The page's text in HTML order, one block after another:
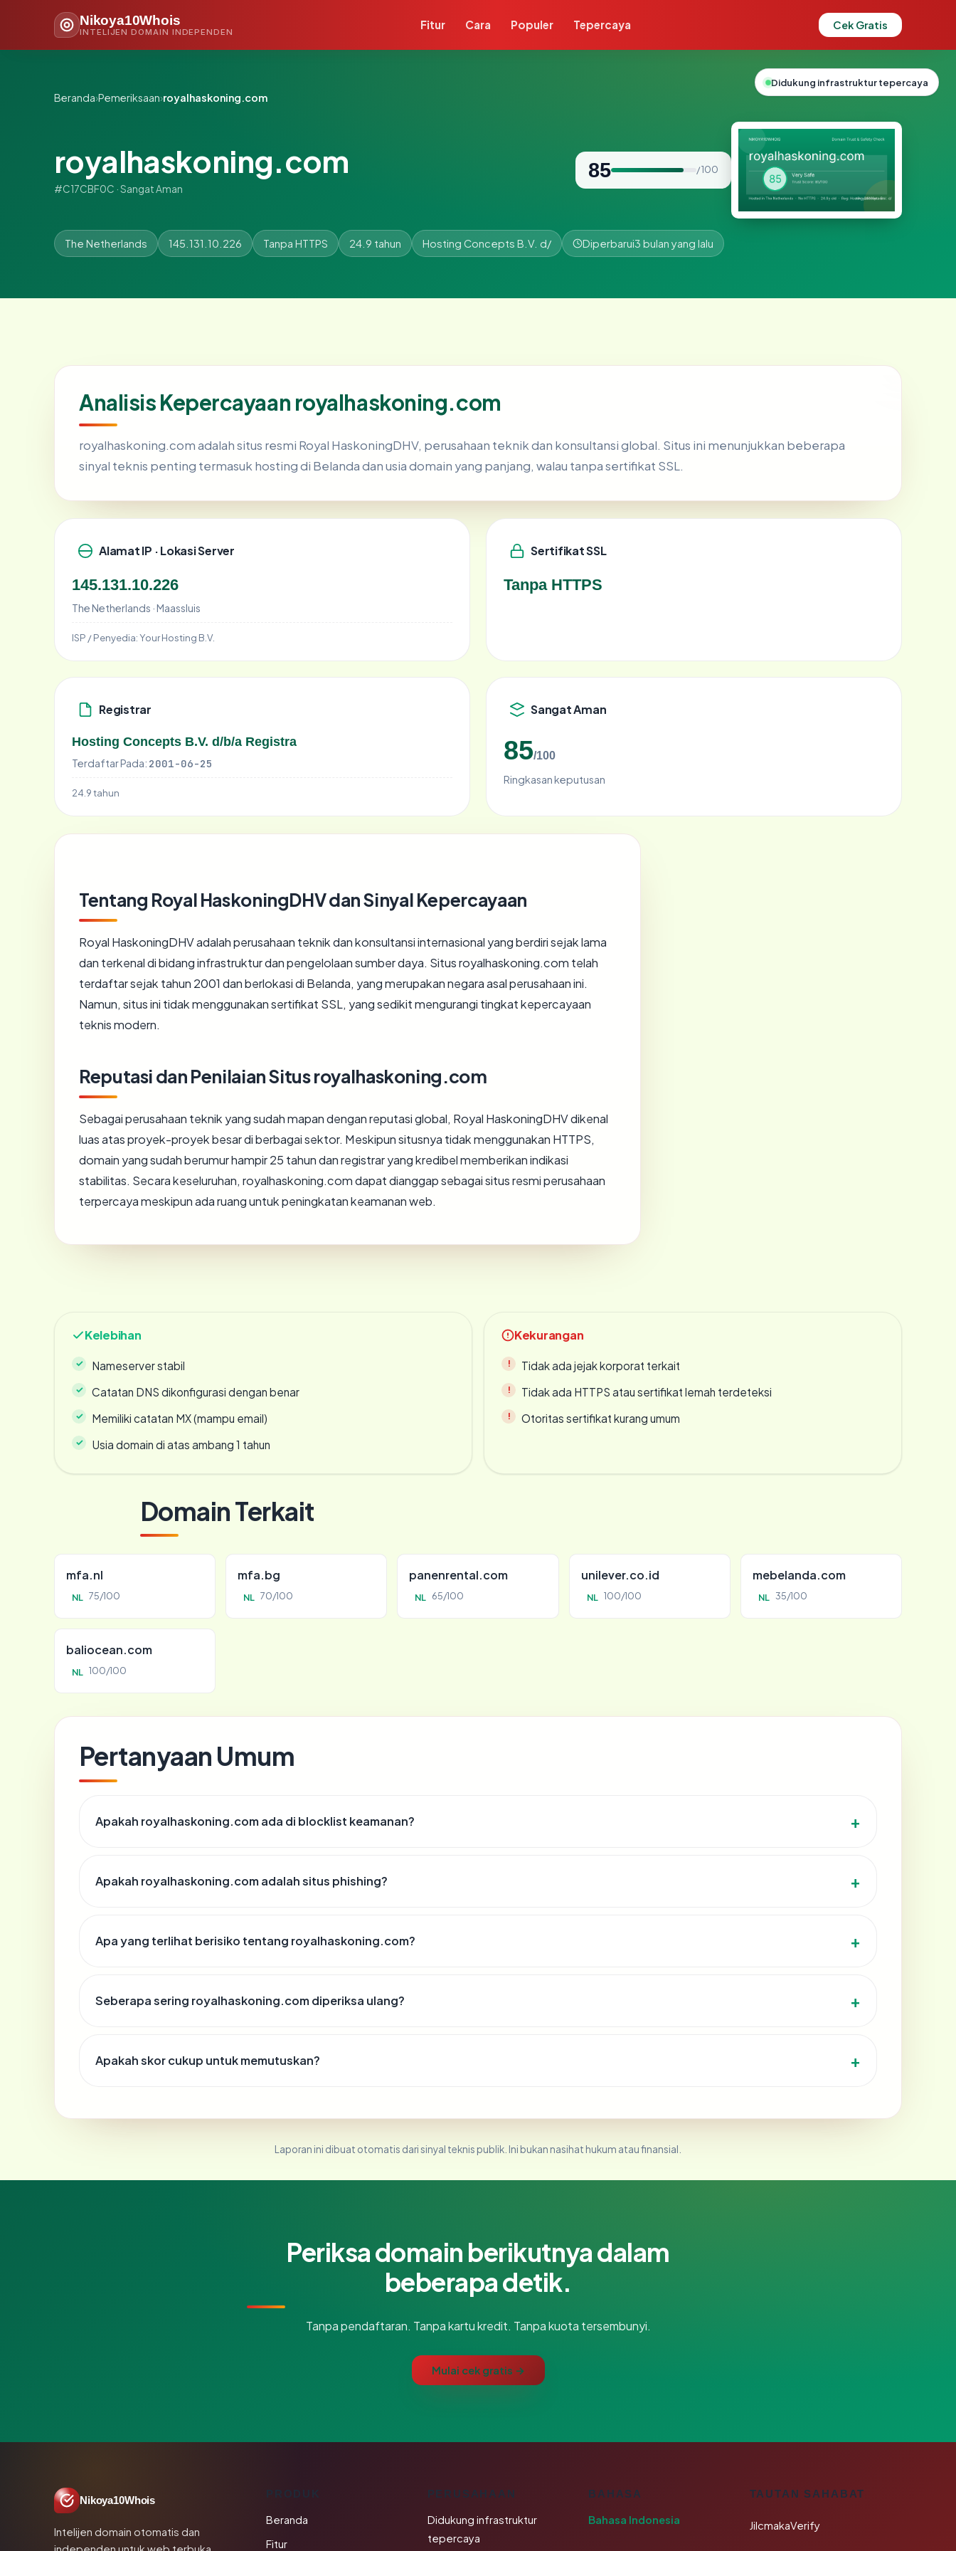
Nikoya10Whois
INTELIJEN DOMAIN INDEPENDEN
Fitur Cara Populer Tepercaya Cek Gratis
Beranda›Pemeriksaan›royalhaskoning.com
royalhaskoning.com
#C17CBF0C · Sangat Aman
85 / 100
The Netherlands 145.131.10.226 Tanpa HTTPS 24.9 tahun Hosting Concepts B.V. d/ Diperbarui3 bulan yang lalu
Analisis Kepercayaan royalhaskoning.com
royalhaskoning.com adalah situs resmi Royal HaskoningDHV, perusahaan teknik dan konsultansi global. Situs ini menunjukkan beberapa
sinyal teknis penting termasuk hosting di Belanda dan usia domain yang panjang, walau tanpa sertifikat SSL.
Alamat IP · Lokasi Server
145.131.10.226
The Netherlands · Maassluis
ISP / Penyedia:Your Hosting B.V.
Sertifikat SSL
Tanpa HTTPS
Registrar
Hosting Concepts B.V. d/b/a Registra
Terdaftar Pada: 2001-06-25
24.9 tahun
Sangat Aman
85/100
Ringkasan keputusan
Tentang Royal HaskoningDHV dan Sinyal Kepercayaan
Royal HaskoningDHV adalah perusahaan teknik dan konsultansi internasional yang berdiri sejak lama
dan terkenal di bidang infrastruktur dan pengelolaan sumber daya. Situs royalhaskoning.com telah
terdaftar sejak tahun 2001 dan berlokasi di Belanda, yang merupakan negara asal perusahaan ini.
Namun, situs ini tidak menggunakan sertifikat SSL, yang sedikit mengurangi tingkat kepercayaan
teknis modern.
Reputasi dan Penilaian Situs royalhaskoning.com
Sebagai perusahaan teknik yang sudah mapan dengan reputasi global, Royal HaskoningDHV dikenal
luas atas proyek-proyek besar di berbagai sektor. Meskipun situsnya tidak menggunakan HTTPS,
domain yang sudah berumur hampir 25 tahun dan registrar yang kredibel memberikan indikasi
stabilitas. Secara keseluruhan, royalhaskoning.com dapat dianggap sebagai situs resmi perusahaan
terpercaya meskipun ada ruang untuk peningkatan keamanan web.
Kelebihan
Nameserver stabil
Catatan DNS dikonfigurasi dengan benar
Memiliki catatan MX (mampu email)
Usia domain di atas ambang 1 tahun
Kekurangan
Tidak ada jejak korporat terkait
Tidak ada HTTPS atau sertifikat lemah terdeteksi
Otoritas sertifikat kurang umum
Domain Terkait
mfa.nl
NL 75/100
mfa.bg
NL 70/100
panenrental.com
NL 65/100
unilever.co.id
NL 100/100
mebelanda.com
NL 35/100
baliocean.com
NL 100/100
Pertanyaan Umum
Apakah royalhaskoning.com ada di blocklist keamanan?
Apakah royalhaskoning.com adalah situs phishing?
Apa yang terlihat berisiko tentang royalhaskoning.com?
Seberapa sering royalhaskoning.com diperiksa ulang?
Apakah skor cukup untuk memutuskan?
Laporan ini dibuat otomatis dari sinyal teknis publik. Ini bukan nasihat hukum atau finansial.
Periksa domain berikutnya dalam
beberapa detik.
Tanpa pendaftaran. Tanpa kartu kredit. Tanpa kuota tersembunyi.
Mulai cek gratis →
Didukung infrastruktur tepercaya
Nikoya10Whois
Intelijen domain otomatis dan
Beranda
Fitur
PERUSAHAAN
Didukung infrastruktur
tepercaya
BAHASA
Bahasa Indonesia
TAUTAN SAHABAT
JilcmakaVerify